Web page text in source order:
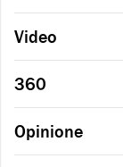
Video
360
Opinione